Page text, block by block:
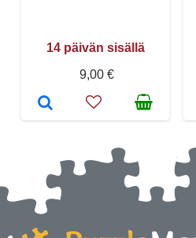
14 päivän sisällä
9,00 €